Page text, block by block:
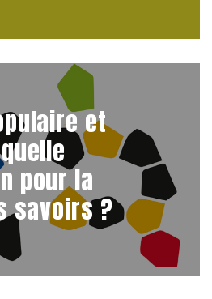
et
pour la
savoirs ?